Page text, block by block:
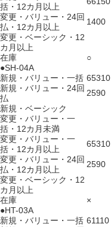
括・12カ月以上
変更・バリュー・24回
払・12カ月以上
1400
変更・ベーシック・12
カ月以上
在庫
○
●SH-04A
新規・バリュー・一括 65310
新規・バリュー・24回
払
2590
新規・ベーシック
変更・バリュー・一
括・12カ月未満
変更・バリュー・一
括・12カ月以上
65310
変更・バリュー・24回
払・12カ月以上
2590
変更・ベーシック・12
カ月以上
在庫
×
●HT-03A
新規・バリュー・一括 61110